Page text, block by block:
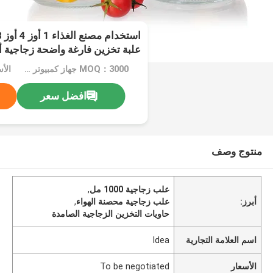
علبة تخزين فارغة واضحة زجاجية
مشبك
MOQ：3000 جهاز كمبيوتر شخصى
افضل سعر
منتوج وصف
أبرز:
علب زجاجية 1000 مل
,
علب زجاجية محصنة الهواء,
حاويات التخزين الزجاجية الصامدة
اسم العلامة التجارية Idea
الأسعار To be negotiated